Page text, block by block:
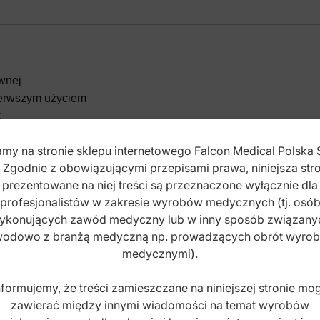
użyciem
OBSŁUGI I KONSERWACJI
na stronie sklepu internetowego Falcon Medical Polska
Zgodnie z obowiązującymi przepisami prawa, niniejsza
prezentowane na niej treści są przeznaczone wyłącznie dla
profesjonalistów w zakresie wyrobów medycznych (tj. osób
zawód medyczny lub w inny sposób
z branżą medyczną np. prowadzących obrót
medycznymi).
że treści zamieszczane na niniejszej stronie
zawierać między innymi wiadomości na temat wyrobów